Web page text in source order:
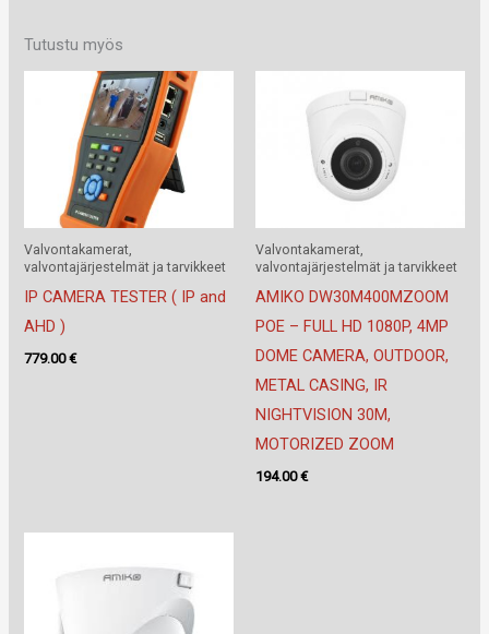
Tutustu myös
Valvontakamerat,
valvontajärjestelmät ja tarvikkeet
IP CAMERA TESTER ( IP and
AHD )
779.00€
Valvontakamerat,
valvontajärjestelmät ja tarvikkeet
AMIKO DW30M400MZOOM
POE – FULL HD 1080P, 4MP
DOME CAMERA, OUTDOOR,
METAL CASING, IR
NIGHTVISION 30M,
MOTORIZED ZOOM
194.00€